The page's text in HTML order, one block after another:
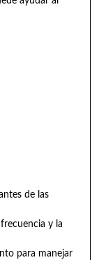
de las
y la
para manejar